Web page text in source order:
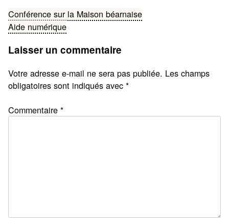
Navigation
de
l’article
Conférence sur la Maison béarnaise
Aide numérique
Laisser un commentaire
Votre adresse e-mail ne sera pas publiée. Les champs
obligatoires sont indiqués avec*
Commentaire*